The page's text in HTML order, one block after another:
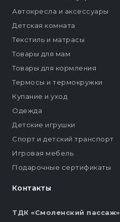
Контакты
ТДК «Смоленский пассаж»
Автокресла и аксессуары
Детская комната
Текстиль и матрасы
Товары для мам
Товары для кормления
Термосы и термокружки
Купание и уход
Одежда
Детские игрушки
Спорт и детский транспорт
Игровая мебель
Подарочные сертификаты